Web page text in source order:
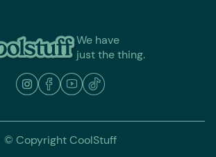
We have
just the thing.
© Copyright CoolStuff